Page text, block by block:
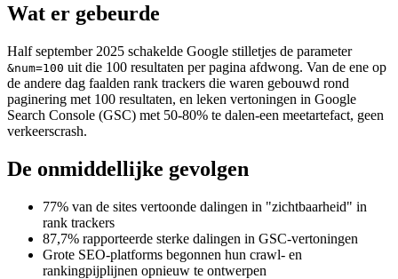
Wat er gebeurde
Half september 2025 schakelde Google stilletjes de parameter
&num=100 uit die 100 resultaten per pagina afdwong. Van de ene op
de andere dag faalden rank trackers die waren gebouwd rond
paginering met 100 resultaten, en leken vertoningen in Google
Search Console (GSC) met 50-80% te dalen-een meetartefact, geen
verkeerscrash.
De onmiddellijke gevolgen
77% van de sites vertoonde dalingen in "zichtbaarheid" in
rank trackers
87,7% rapporteerde sterke dalingen in GSC-vertoningen
Grote SEO-platforms begonnen hun crawl- en
rankingpijplijnen opnieuw te ontwerpen